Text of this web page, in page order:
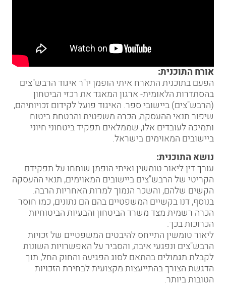
אורח התוכנית:
הפעם בתוכנית התארח איתי הופמן יו"ר איגוד הרבש"צים
בהסתדרות הלאומית- ארגון המאגד את רכזי הביטחון
(הרבש"צים) ביישובי ספר. האיגוד פועל לקידום זכויותיהם,
שיפור תנאי ההעסקה, הכרה משפטית והבטחת ביטוח
ותמיכה לעובדים אלו, שממלאים תפקיד ביטחוני חיוני
ביישובים המאוימים בישראל.
נושא התוכנית:
עורך דין ליאור טומשין ואיתי הופמן שוחחו על תפקידם
הקריטי של הרבש"צים ביישובים המאוימים, תנאי ההעסקה
הקשים שלהם, והשכר הנמוך למרות האחריות הרבה.
בנוסף, דנו בקשיים המשפטיים בהם הם נתונים, כמו חוסר
הכרה רשמית מצד משרד הביטחון והבעיות הביטוחיות
הכרוכות בכך.
ליאור טומשין התייחס להיבטים המשפטיים של זכויות
הרבש"צים ונפגעי איבה, והסביר על האפשרויות השונות
לקבלת תגמולים בהתאם לסוג הפגיעה והחוק החל, תוך
הדגשת הצורך בהתייעצות מקצועית לבחירת הזכויות
הטובות ביותר.